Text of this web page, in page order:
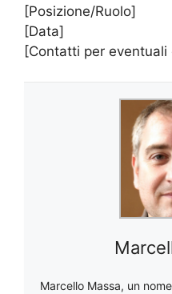
[Posizione/Ruolo]
[Data]
[Contatti per
Marcello Massa, un